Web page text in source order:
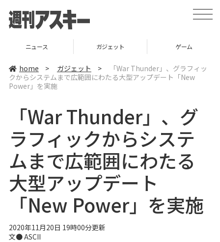
t
o
v
ニュース ガジェット ゲーム
home > ガジェット >
「War Thunder」、グラフィッ
クからシステムまで広範囲にわたる大型アップデート「New
Power」を実施
「War Thunder」、グ
ラフィックからシステ
ムまで広範囲にわたる
大型アップデート
「New Power」を実施
2020年11月20日 19時00分更新
文● ASCII